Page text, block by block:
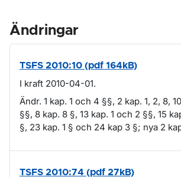
Ändringar
TSFS 2010:10 (pdf 164kB)
I kraft 2010-04-01.
Ändr. 1 kap. 1 och 4 §§, 2 kap. 1, 2, 8,
§§, 8 kap. 8 §, 13 kap. 1 och 2 §§, 15
§, 23 kap. 1 § och 24 kap 3 §; nya 2
TSFS 2010:74 (pdf 27kB)